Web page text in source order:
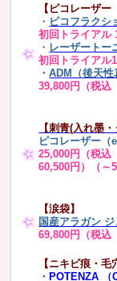
【ピコレーザ
・ ピコフラク
初回トライアル
・ レーザート
初回トライアル
・ADM（後天
39,800円（税込
【刺青(入れ墨
ピコレーザー（
25,000円（税
60,500円）（～
【涙袋】
国産アラガン
69,800円（税込
【ニキビ痕・毛
・ POTENZA （